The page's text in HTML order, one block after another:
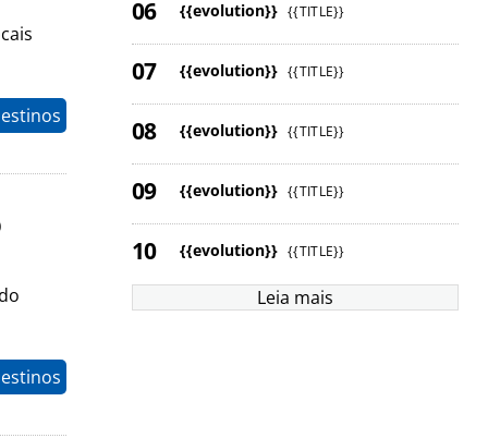
{{evolution}} {{TITLE}}
{{evolution}} {{TITLE}}
{{evolution}} {{TITLE}}
{{evolution}} {{TITLE}}
{{evolution}} {{TITLE}}
Leia mais